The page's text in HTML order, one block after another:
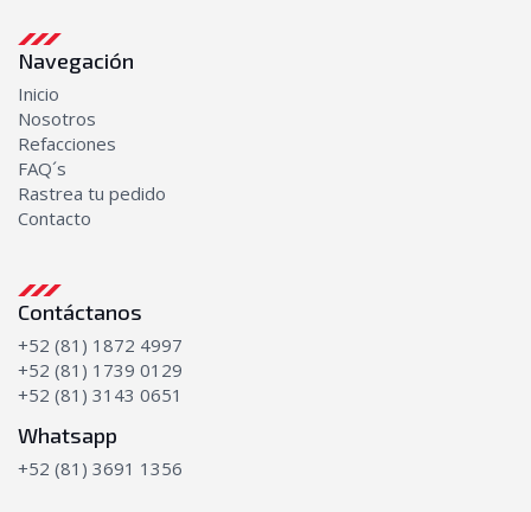
Navegación
Inicio
Nosotros
Refacciones
FAQ´s
Rastrea tu pedido
Contacto
Contáctanos
+52 (81) 1872 4997
+52 (81) 1739 0129
+52 (81) 3143 0651
Whatsapp
+52 (81) 3691 1356